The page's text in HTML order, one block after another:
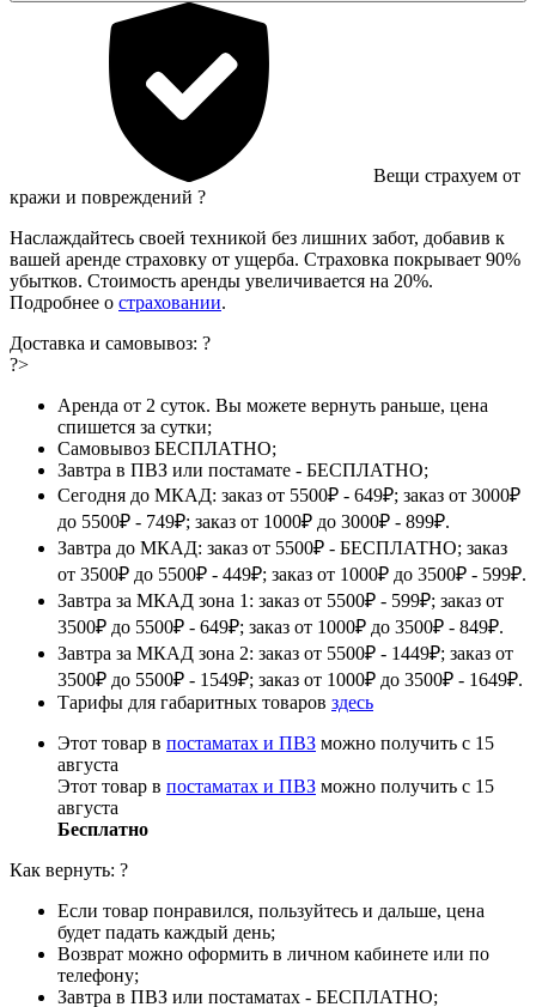
Вещи страхуем от
кражи и повреждений ?
Наслаждайтесь своей техникой без лишних забот, добавив к
вашей аренде страховку от ущерба. Страховка покрывает 90%
убытков. Стоимость аренды увеличивается на 20%.
Подробнее о страховании.
Доставка и самовывоз: ?
?>
Аренда от 2 суток. Вы можете вернуть раньше, цена
спишется за сутки;
Самовывоз БЕСПЛАТНО;
Завтра в ПВЗ или постамате - БЕСПЛАТНО;
Сегодня до МКАД: заказ от 5500₽ - 649₽; заказ от 3000₽
до 5500₽ - 749₽; заказ от 1000₽ до 3000₽ - 899₽.
Завтра до МКАД: заказ от 5500₽ - БЕСПЛАТНО; заказ
от 3500₽ до 5500₽ - 449₽; заказ от 1000₽ до 3500₽ - 599₽.
Завтра за МКАД зона 1: заказ от 5500₽ - 599₽; заказ от
3500₽ до 5500₽ - 649₽; заказ от 1000₽ до 3500₽ - 849₽.
Завтра за МКАД зона 2: заказ от 5500₽ - 1449₽; заказ от
3500₽ до 5500₽ - 1549₽; заказ от 1000₽ до 3500₽ - 1649₽.
Тарифы для габаритных товаров здесь
Этот товар в постаматах и ПВЗ можно получить с 15
августа
Этот товар в постаматах и ПВЗ можно получить с 15
августа
Бесплатно
Как вернуть: ?
Если товар понравился, пользуйтесь и дальше, цена
будет падать каждый день;
Возврат можно оформить в личном кабинете или по
телефону;
Завтра в ПВЗ или постаматах - БЕСПЛАТНО;